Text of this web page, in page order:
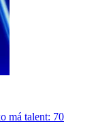
má talent: 70